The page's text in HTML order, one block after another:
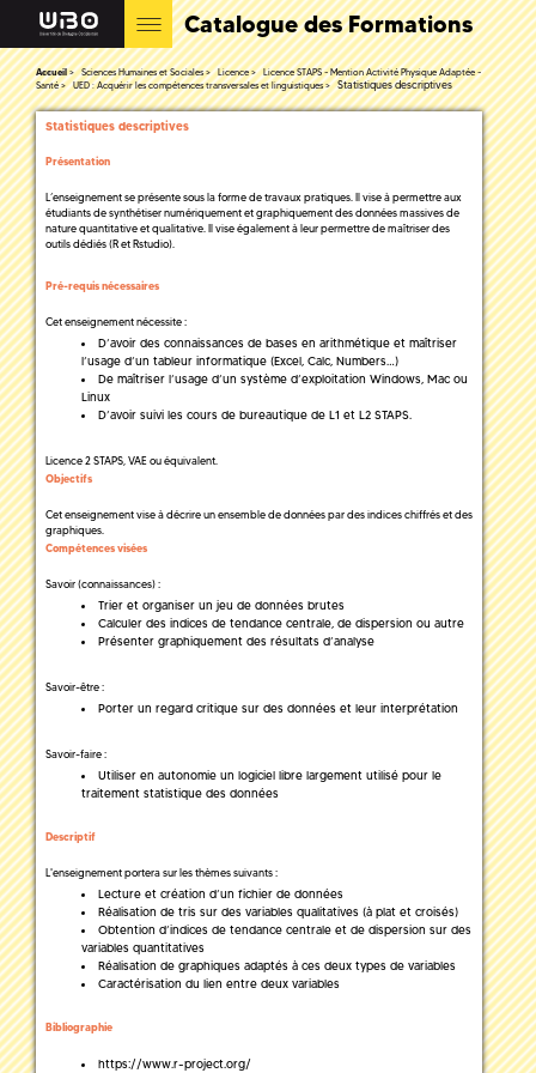
Catalogue des Formations
Accueil Sciences Humaines et Sociales Licence
Licence STAPS - Mention Activité Physique Adaptée -
Santé
UED : Acquérir les compétences transversales et linguistiques Statistiques descriptives
Statistiques descriptives
Présentation
L’enseignement se présente sous la forme de travaux pratiques. Il vise à permettre aux
étudiants de synthétiser numériquement et graphiquement des données massives de
nature quantitative et qualitative. Il vise également à leur permettre de maîtriser des
outils dédiés (R et Rstudio).
Pré-requis nécessaires
Cet enseignement nécessite :
D’avoir des connaissances de bases en arithmétique et maîtriser
l’usage d’un tableur informatique (Excel, Calc, Numbers…)
De maîtriser l’usage d’un système d’exploitation Windows, Mac ou
Linux
D’avoir suivi les cours de bureautique de L1 et L2 STAPS.
Licence 2 STAPS, VAE ou équivalent.
Objectifs
Cet enseignement vise à décrire un ensemble de données par des indices chiffrés et des
graphiques.
Compétences visées
Savoir (connaissances) :
Trier et organiser un jeu de données brutes
Calculer des indices de tendance centrale, de dispersion ou autre
Présenter graphiquement des résultats d’analyse
Savoir-être :
Porter un regard critique sur des données et leur interprétation
Savoir-faire :
Utiliser en autonomie un logiciel libre largement utilisé pour le
traitement statistique des données
Descriptif
L'enseignement portera sur les thèmes suivants :
Lecture et création d’un fichier de données
Réalisation de tris sur des variables qualitatives (à plat et croisés)
Obtention d’indices de tendance centrale et de dispersion sur des
variables quantitatives
Réalisation de graphiques adaptés à ces deux types de variables
Caractérisation du lien entre deux variables
Bibliographie
https://www.r-project.org/